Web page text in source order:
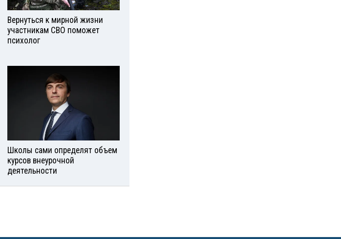
Вернуться к мирной жизни
участникам СВО поможет
психолог
Школы сами определят объем
курсов внеурочной
деятельности